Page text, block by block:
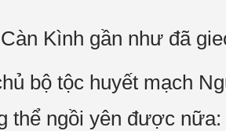
Kình gần như đã
bộ tộc huyết mạch
thể ngồi yên được nữa: